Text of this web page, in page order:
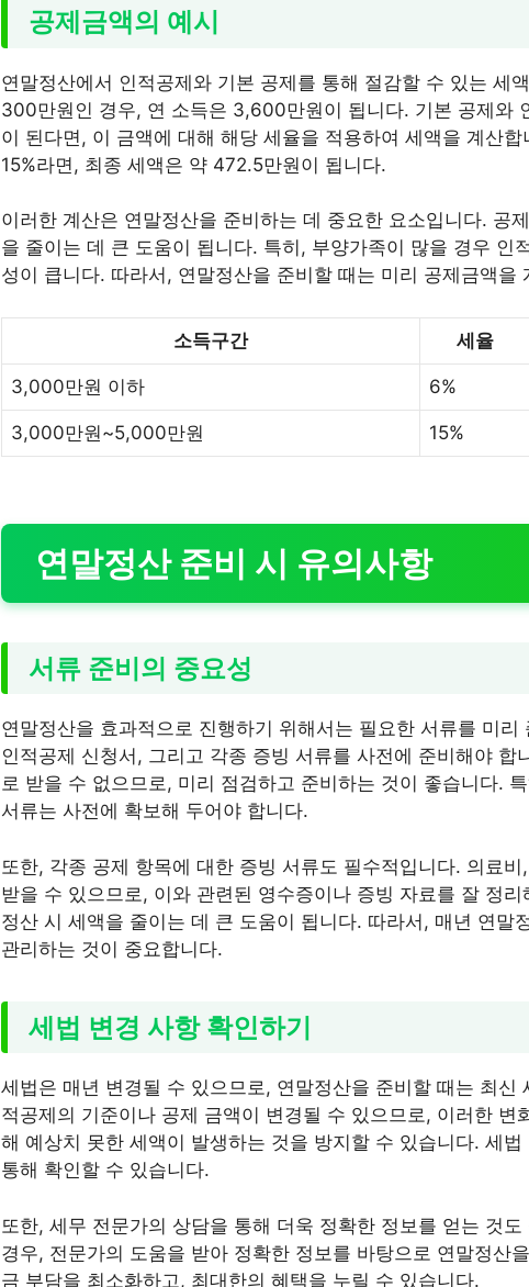
공제금액의 예시
연말정산에서 인적공제와 기본 공제를 통해 절감할 수 있는 세
300만원인 경우, 연 소득은 3,600만원이 됩니다. 기본 공제와
이 된다면, 이 금액에 대해 해당 세율을 적용하여 세액을 계산
15%라면, 최종 세액은 약 472.5만원이 됩니다.
이러한 계산은 연말정산을 준비하는 데 중요한 요소입니다. 공
을 줄이는 데 큰 도움이 됩니다. 특히, 부양가족이 많을 경우 인
성이 큽니다. 따라서, 연말정산을 준비할 때는 미리 공제금액을
소득구간 세율
3,000만원 이하 6%
3,000만원~5,000만원 15%
연말정산 준비 시 유의사항
서류 준비의 중요성
연말정산을 효과적으로 진행하기 위해서는 필요한 서류를 미
인적공제 신청서, 그리고 각종 증빙 서류를 사전에 준비해야 합
로 받을 수 없으므로, 미리 점검하고 준비하는 것이 좋습니다.
서류는 사전에 확보해 두어야 합니다.
또한, 각종 공제 항목에 대한 증빙 서류도 필수적입니다. 의료
받을 수 있으므로, 이와 관련된 영수증이나 증빙 자료를 잘 정
정산 시 세액을 줄이는 데 큰 도움이 됩니다. 따라서, 매년 연말
관리하는 것이 중요합니다.
세법 변경 사항 확인하기
세법은 매년 변경될 수 있으므로, 연말정산을 준비할 때는 최신
적공제의 기준이나 공제 금액이 변경될 수 있으므로, 이러한
해 예상치 못한 세액이 발생하는 것을 방지할 수 있습니다. 세
통해 확인할 수 있습니다.
또한, 세무 전문가의 상담을 통해 더욱 정확한 정보를 얻는 것
경우, 전문가의 도움을 받아 정확한 정보를 바탕으로 연말정산
금 부담을 최소화하고, 최대한의 혜택을 누릴 수 있습니다.